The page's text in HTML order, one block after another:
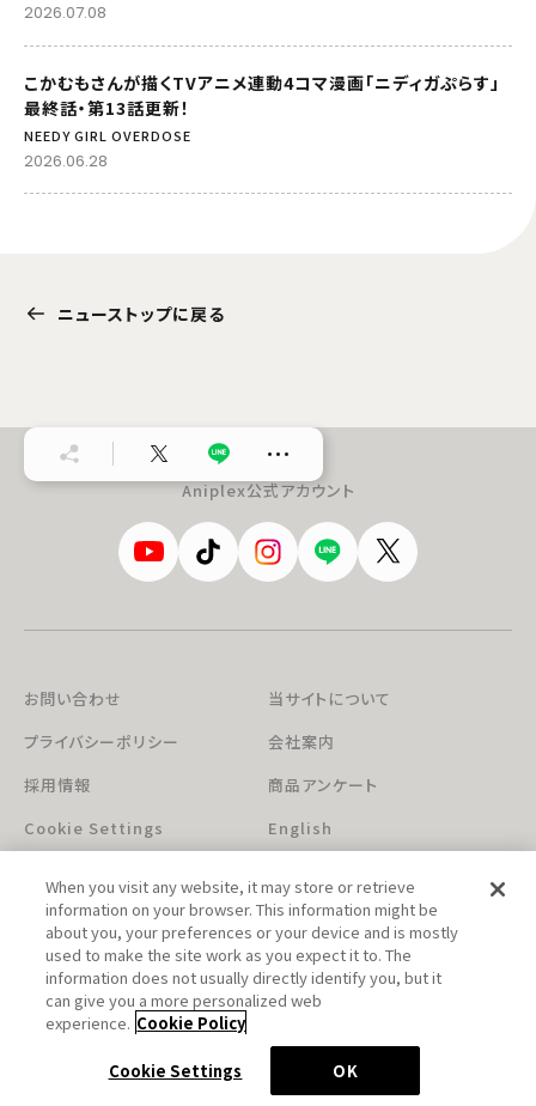
2026.07.08
こかむもさんが描くTVアニメ連動4コマ漫画「ニディガぷらす」
最終話・第13話更新！
NEEDY GIRL OVERDOSE
2026.06.28
ニューストップに戻る
…
Aniplex公式アカウント
お問い合わせ
当サイトについて
プライバシーポリシー
会社案内
採用情報
商品アンケート
Cookie Settings
English
このホームページに掲載されている著作物の無断利用を禁じます。
When you visit any website, it may store or retrieve
information on your browser. This information might be
about you, your preferences or your device and is mostly
used to make the site work as you expect it to. The
information does not usually directly identify you, but it
can give you a more personalized web
experience. Cookie Policy
Cookie Settings OK